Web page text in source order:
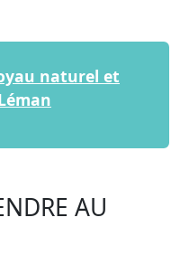
naturel et
AU